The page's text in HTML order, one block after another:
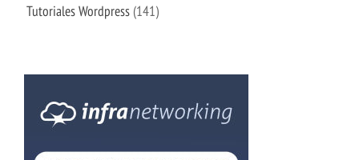
Tutoriales Wordpress (141)